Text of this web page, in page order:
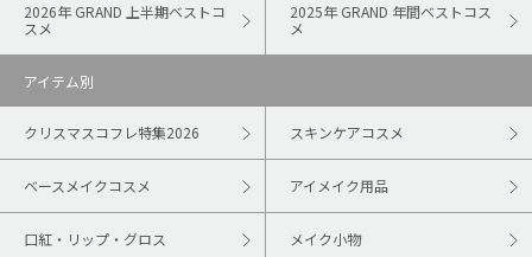
2026年 GRAND 上半期ベストコ
スメ
2025年 GRAND 年間ベストコス
メ
アイテム別
クリスマスコフレ特集2026 スキンケアコスメ
ベースメイクコスメ アイメイク用品
口紅・リップ・グロス メイク小物